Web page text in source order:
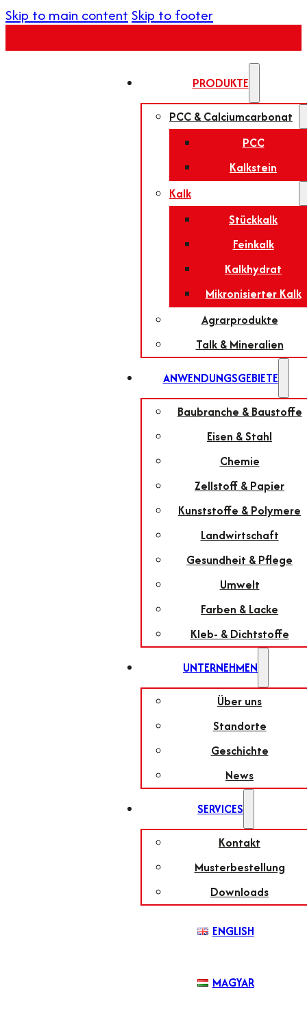
Skip to main content Skip to footer
PRODUKTE
PCC & Calciumcarbonat
PCC
Kalkstein
Kalk
Stückkalk
Feinkalk
Kalkhydrat
Mikronisierter Kalk
Agrarprodukte
Talk & Mineralien
ANWENDUNGSGEBIETE
Baubranche & Baustoffe
Eisen & Stahl
Chemie
Zellstoff & Papier
Kunststoffe & Polymere
Landwirtschaft
Gesundheit & Pflege
Umwelt
Farben & Lacke
Kleb- & Dichtstoffe
UNTERNEHMEN
Über uns
Standorte
Geschichte
News
SERVICES
Kontakt
Musterbestellung
Downloads
ENGLISH
MAGYAR